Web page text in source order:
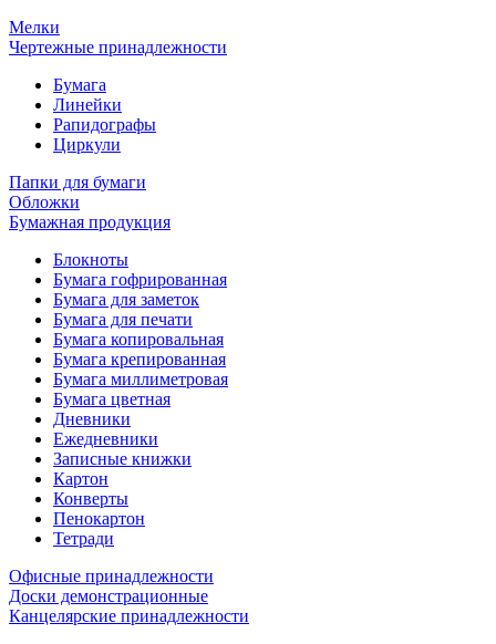
Мелки
Чертежные принадлежности
Бумага
Линейки
Рапидографы
Циркули
Папки для бумаги
Обложки
Бумажная продукция
Блокноты
Бумага гофрированная
Бумага для заметок
Бумага для печати
Бумага копировальная
Бумага крепированная
Бумага миллиметровая
Бумага цветная
Дневники
Ежедневники
Записные книжки
Картон
Конверты
Пенокартон
Тетради
Офисные принадлежности
Доски демонстрационные
Канцелярские принадлежности